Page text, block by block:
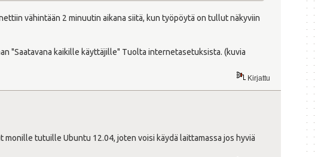
vähintään 2 minuutin aikana siitä, kun työpöytä on tullut näkyviin
"Saatavana kaikille käyttäjille" Tuolta internetasetuksista. (kuvia
Kirjattu
tutuille Ubuntu 12.04, joten voisi käydä laittamassa jos hyviä